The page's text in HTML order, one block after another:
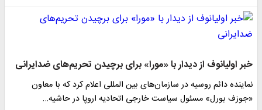
خبر اولیانوف از دیدار با «مورا» برای برچیدن تحریم‌های ضدایرانی
نماینده دائم روسیه در سازمان‌های بین المللی اعلام کرد که با معاون
«جوزف بورل» مسئول سیاست خارجی اتحادیه اروپا در حاشیه…